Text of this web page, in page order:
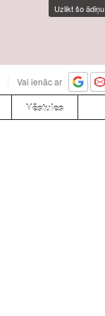
Uzlikt šo ādiņu
Vai ienāc ar
Vēstules